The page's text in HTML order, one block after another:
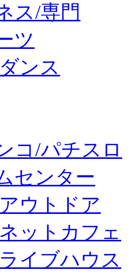
ス/専門
ツ
ンス
コ/パチスロ
センター
ウトドア
ットカフェ
イブハウス